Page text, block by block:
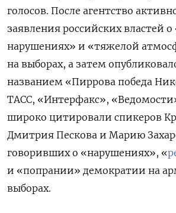
голосов. После агентство
заявления российских властей о
нарушениях» и «тяжелой
на выборах, а затем
названием «Пиррова победа
ТАСС, «Интерфакс»,
широко цитировали спикеров
Дмитрия Пескова и Марию
говоривших о «нарушениях», «
и «попрании» демократии на
выборах.